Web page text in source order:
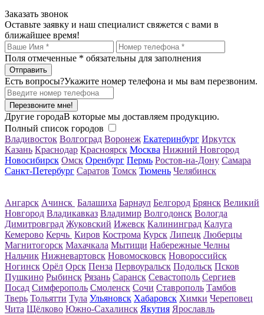
Заказать звонок
Оставьте заявку и наш специалист свяжется с вами в
ближайшее время!
Поля отмеченные * обязательны для заполнения
Есть вопросы?Укажите номер телефона и мы вам перезвоним.
Перезвоните мне!
Другие городаВ которые мы доставляем продукцию.
Полный список городов
Владивосток Волгоград Воронеж Екатеринбург Иркутск
Казань Краснодар Красноярск Москва Нижний Новгород
Новосибирск Омск Оренбург Пермь Ростов-на-Дону Самара
Санкт-Петербург Саратов Томск Тюмень Челябинск
Ангарск Ачинск Балашиха Барнаул Белгород Брянск Великий
Новгород Владикавказ Владимир Волгодонск Вологда
Димитровград Жуковский Ижевск Калининград Калуга
Кемерово Керчь Киров Кострома Курск Липецк Люберцы
Магнитогорск Махачкала Мытищи Набережные Челны
Нальчик Нижневартовск Новомосковск Новороссийск
Ногинск Орёл Орск Пенза Первоуральск Подольск Псков
Пушкино Рыбинск Рязань Саранск Севастополь Сергиев
Посад Симферополь Смоленск Сочи Ставрополь Тамбов
Тверь Тольятти Тула Ульяновск Хабаровск Химки Череповец
Чита Щёлково Южно-Сахалинск Якутия Ярославль